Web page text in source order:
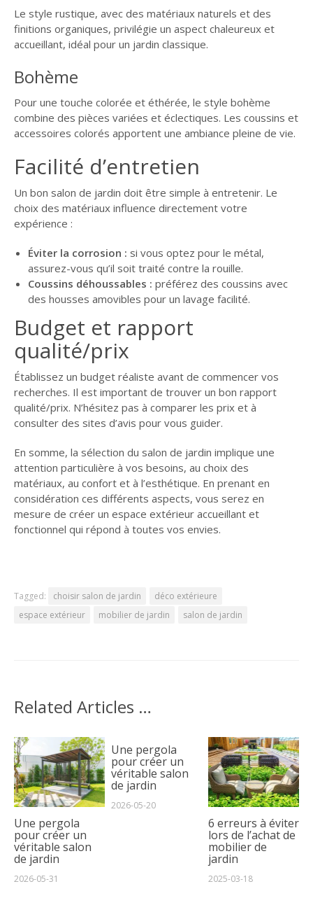
Le style rustique, avec des matériaux naturels et des
finitions organiques, privilégie un aspect chaleureux et
accueillant, idéal pour un jardin classique.
Bohème
Pour une touche colorée et éthérée, le style bohème
combine des pièces variées et éclectiques. Les coussins et
accessoires colorés apportent une ambiance pleine de vie.
Facilité d’entretien
Un bon salon de jardin doit être simple à entretenir. Le
choix des matériaux influence directement votre
expérience :
Éviter la corrosion : si vous optez pour le métal,
assurez-vous qu’il soit traité contre la rouille.
Coussins déhoussables : préférez des coussins avec
des housses amovibles pour un lavage facilité.
Budget et rapport
qualité/prix
Établissez un budget réaliste avant de commencer vos
recherches. Il est important de trouver un bon rapport
qualité/prix. N’hésitez pas à comparer les prix et à
consulter des sites d’avis pour vous guider.
En somme, la sélection du salon de jardin implique une
attention particulière à vos besoins, au choix des
matériaux, au confort et à l’esthétique. En prenant en
considération ces différents aspects, vous serez en
mesure de créer un espace extérieur accueillant et
fonctionnel qui répond à toutes vos envies.
Tagged: choisir salon de jardin
déco extérieure
espace extérieur
mobilier de jardin salon de jardin
Related Articles …
Une pergola
pour créer un
véritable salon
de jardin
2026-05-31
Une pergola
pour créer un
véritable salon
de jardin
2026-05-20
6 erreurs à éviter
lors de l’achat de
mobilier de
jardin
2025-03-18